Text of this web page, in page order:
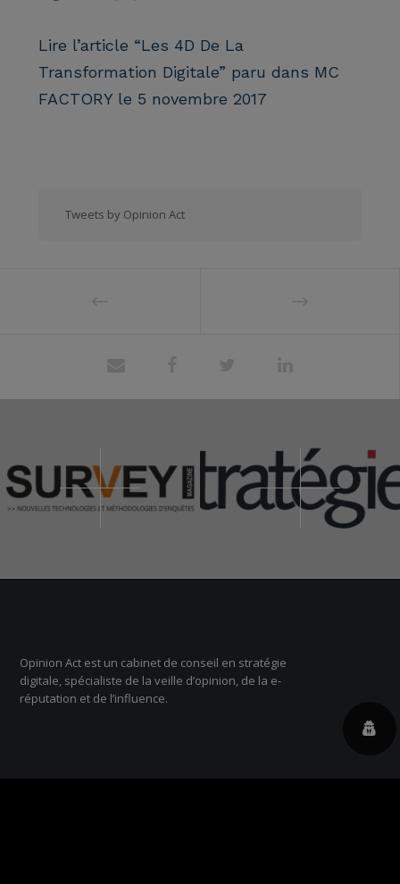
Lire l’article “Les 4D De La
Transformation Digitale” paru dans MC
FACTORY le 5 novembre 2017
Tweets by Opinion Act
Opinion Act est un cabinet de conseil en stratégie
digitale, spécialiste de la veille d’opinion, de la e-
réputation et de l’influence.